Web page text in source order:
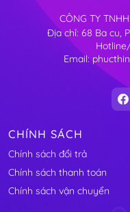
CÔNG TY
Địa chỉ: 68 Ba cu,
Email:
CHÍNH SÁCH
Chính sách đổi trả
Chính sách thanh toán
Chính sách vận chuyển